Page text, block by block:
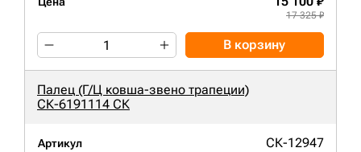
17 325 ₽
В корзину
Палец (Г/Ц ковша-звено трапеции)
СК-6191114 СК
Артикул СК-12947